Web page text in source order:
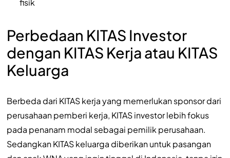
Perbedaan KITAS Investor
dengan KITAS Kerja atau KITAS
Keluarga
Berbeda dari KITAS kerja yang memerlukan sponsor dari
perusahaan pemberi kerja, KITAS investor lebih fokus
pada penanam modal sebagai pemilik perusahaan.
Sedangkan KITAS keluarga diberikan untuk pasangan